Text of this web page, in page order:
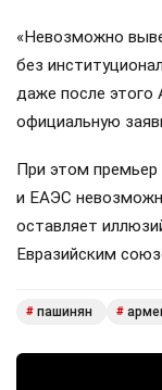
«Невозможно
без
даже после этого
официальную
При этом премьер
и ЕАЭС
оставляет
Евразийским
# пашинян #